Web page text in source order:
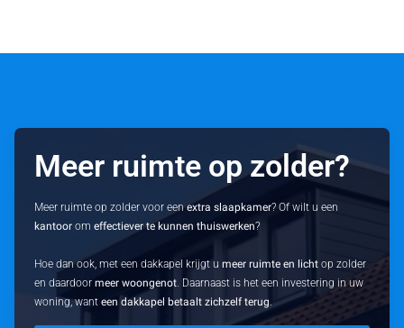
Meer ruimte op zolder?
Meer ruimte op zolder voor eenextra slaapkamer? Of wilt u een
kantoor omeffectiever te kunnen thuiswerken?
Hoe dan ook, met een dakkapel krijgt umeer ruimte en licht op zolder
en daardoormeer woongenot . Daarnaast is het een investering in uw
woning, wanteen dakkapel betaalt zichzelf terug